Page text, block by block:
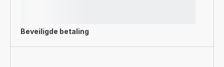
Beveiligde betaling